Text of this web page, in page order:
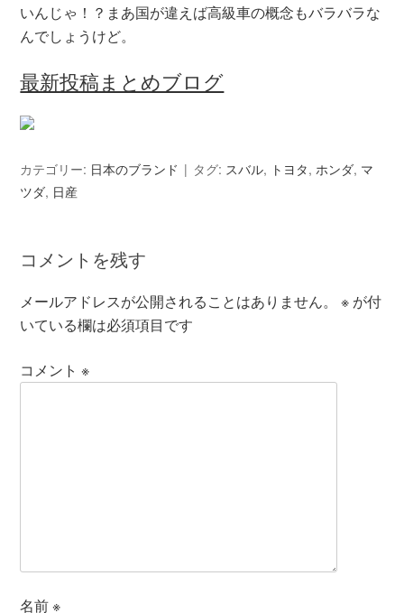
いんじゃ！？まあ国が違えば高級車の概念もバラバラな
んでしょうけど。
最新投稿まとめブログ
カテゴリー: 日本のブランド タグ: スバル, トヨタ,ホンダ, マ
ツダ, 日産
コメントを残す
メールアドレスが公開されることはありません。 ※ が付
いている欄は必須項目です
コメント※
名前※